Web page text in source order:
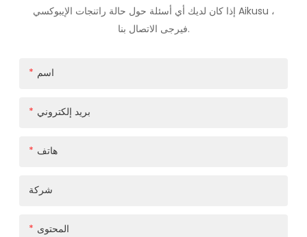
إذا كان لديك أي أسئلة حول حالة راتنجات الإيبوكسي Aikusu ،
فيرجى الاتصال بنا.
اسم
بريد إلكتروني
هاتف
شركة
المحتوى